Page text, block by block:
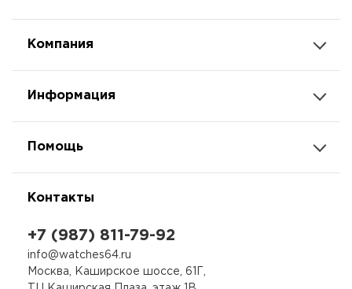
Компания
Информация
Помощь
Контакты
+7 (987) 811-79-92
info@watches64.ru
Москва, Каширское шоссе, 61Г,